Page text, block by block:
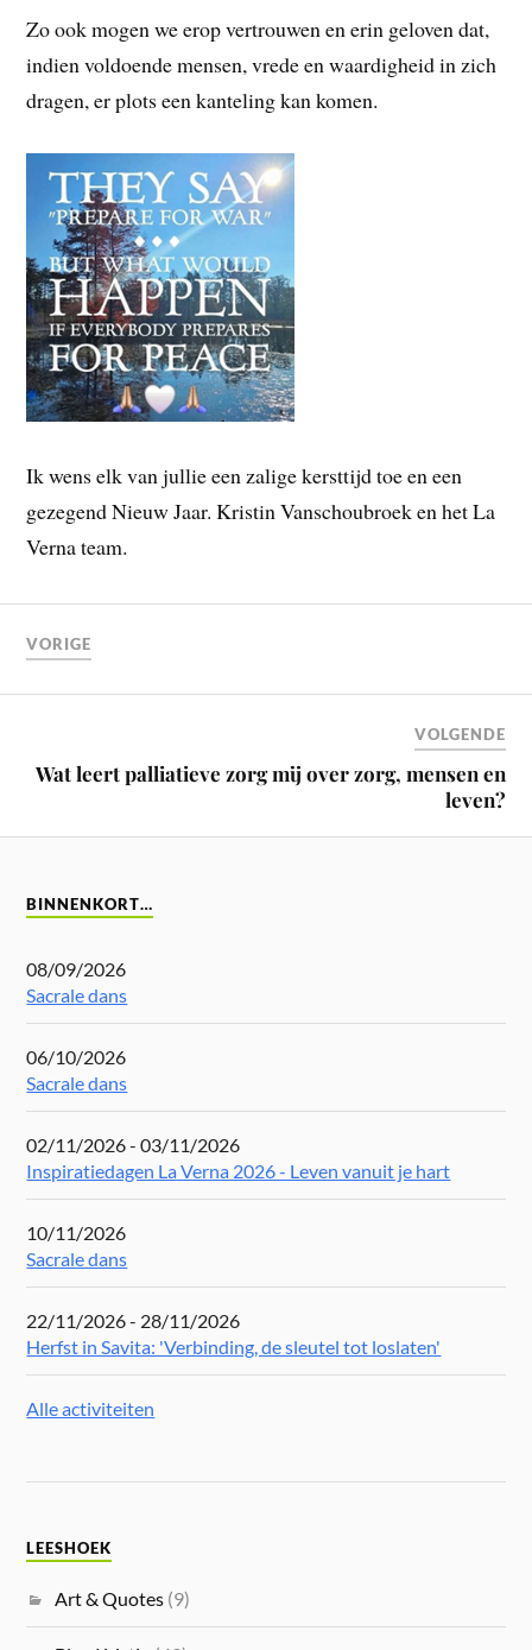
Zo ook mogen we erop vertrouwen en erin geloven dat,
indien voldoende mensen, vrede en waardigheid in zich
dragen, er plots een kanteling kan komen.
Ik wens elk van jullie een zalige kersttijd toe en een
gezegend Nieuw Jaar. Kristin Vanschoubroek en het La
Verna team.
VORIGE
VOLGENDE
Wat leert palliatieve zorg mij over zorg, mensen en
leven?
BINNENKORT…
08/09/2026
Sacrale dans
06/10/2026
Sacrale dans
02/11/2026 - 03/11/2026
Inspiratiedagen La Verna 2026 - Leven vanuit je hart
10/11/2026
Sacrale dans
22/11/2026 - 28/11/2026
Herfst in Savita: 'Verbinding, de sleutel tot loslaten'
Alle activiteiten
LEESHOEK
Art & Quotes (9)